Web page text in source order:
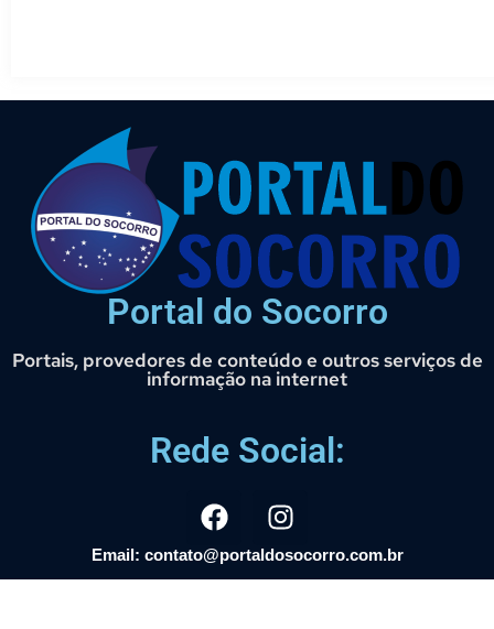
Portal do Socorro
Portais, provedores de conteúdo e outros serviços de
informação na internet
Rede Social:
Email: contato@portaldosocorro.com.br